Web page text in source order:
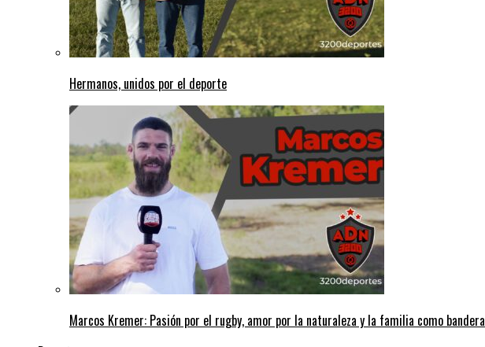
Hermanos, unidos por el deporte
Marcos Kremer: Pasión por el rugby, amor por la naturaleza y la familia como bandera